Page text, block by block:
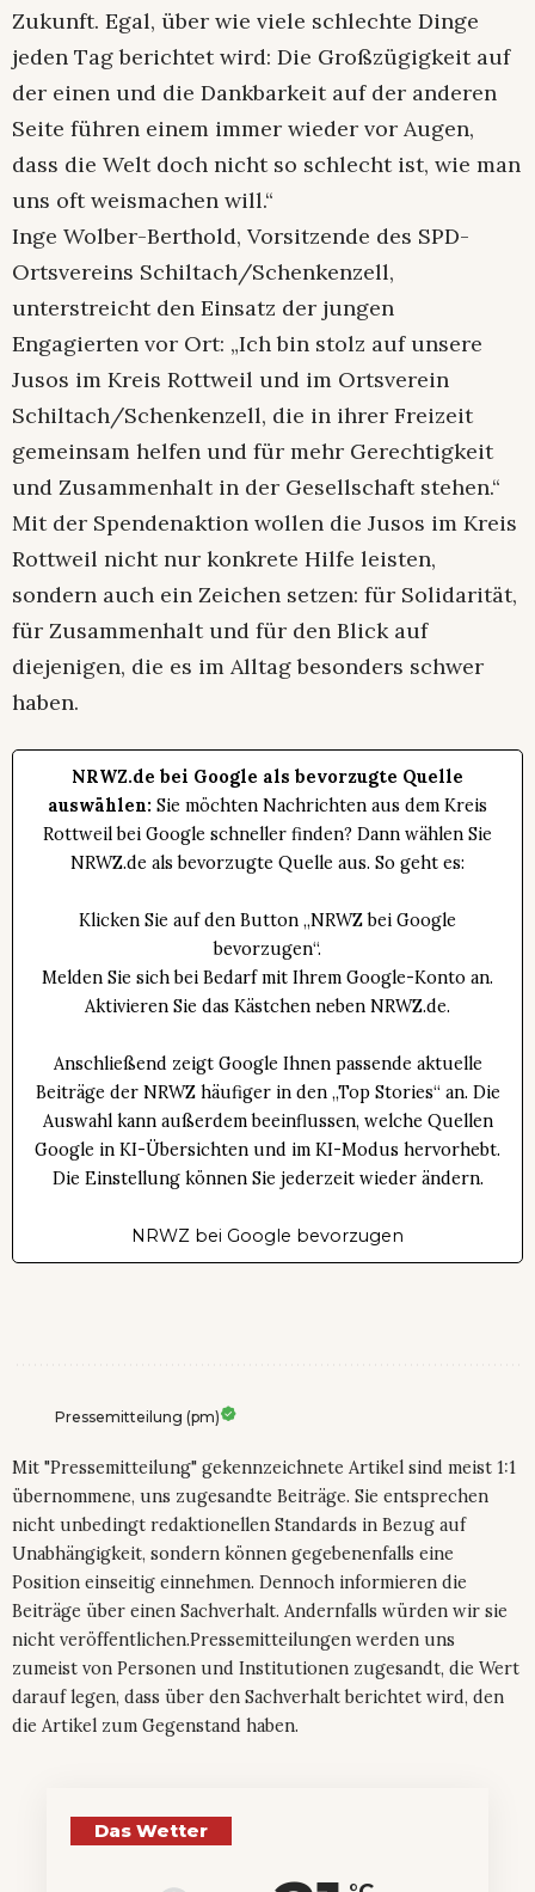
Zukunft. Egal, über wie viele schlechte Dinge
jeden Tag berichtet wird: Die Großzügigkeit auf
der einen und die Dankbarkeit auf der anderen
Seite führen einem immer wieder vor Augen,
dass die Welt doch nicht so schlecht ist, wie man
uns oft weismachen will.“
Inge Wolber-Berthold, Vorsitzende des SPD-
Ortsvereins Schiltach/Schenkenzell,
unterstreicht den Einsatz der jungen
Engagierten vor Ort: „Ich bin stolz auf unsere
Jusos im Kreis Rottweil und im Ortsverein
Schiltach/Schenkenzell, die in ihrer Freizeit
gemeinsam helfen und für mehr Gerechtigkeit
und Zusammenhalt in der Gesellschaft stehen.“
Mit der Spendenaktion wollen die Jusos im Kreis
Rottweil nicht nur konkrete Hilfe leisten,
sondern auch ein Zeichen setzen: für Solidarität,
für Zusammenhalt und für den Blick auf
diejenigen, die es im Alltag besonders schwer
haben.
NRWZ.de bei Google als bevorzugte Quelle
auswählen: Sie möchten Nachrichten aus dem Kreis
Rottweil bei Google schneller finden? Dann wählen Sie
NRWZ.de als bevorzugte Quelle aus. So geht es:
Klicken Sie auf den Button „NRWZ bei Google
bevorzugen“.
Melden Sie sich bei Bedarf mit Ihrem Google-Konto an.
Aktivieren Sie das Kästchen neben NRWZ.de.
Anschließend zeigt Google Ihnen passende aktuelle
Beiträge der NRWZ häufiger in den „Top Stories“ an. Die
Auswahl kann außerdem beeinflussen, welche Quellen
Google in KI-Übersichten und im KI-Modus hervorhebt.
Die Einstellung können Sie jederzeit wieder ändern.
NRWZ bei Google bevorzugen
Pressemitteilung (pm)
Mit "Pressemitteilung" gekennzeichnete Artikel sind meist 1:1
übernommene, uns zugesandte Beiträge. Sie entsprechen
nicht unbedingt redaktionellen Standards in Bezug auf
Unabhängigkeit, sondern können gegebenenfalls eine
Position einseitig einnehmen. Dennoch informieren die
Beiträge über einen Sachverhalt. Andernfalls würden wir sie
nicht veröffentlichen.Pressemitteilungen werden uns
zumeist von Personen und Institutionen zugesandt, die Wert
darauf legen, dass über den Sachverhalt berichtet wird, den
die Artikel zum Gegenstand haben.
Das Wetter